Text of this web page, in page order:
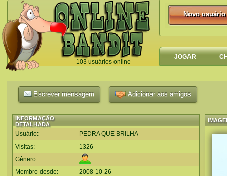
103 usuários online
`
Novo usuário
Novo usuário
JOGAR
Escrever mensagem Adicionar aos amigos
INFORMAÇÃO
DETALHADA
Usuário:
PEDRA QUE BRILHA
Visitas:
1326
Gênero:
Membro desde:
2008-10-26